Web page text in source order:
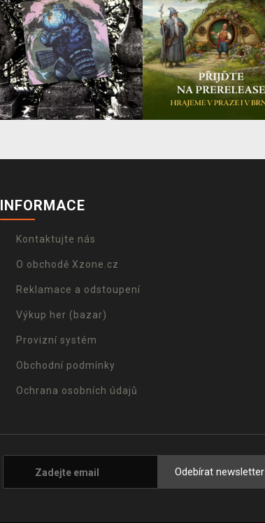
INFORMACE
Kontaktujte nás
O obchodě Xzone.cz
Reklamace a odstoupení
Výkup her (bazar)
Provizní systém
Obchodní podmínky
Ochrana osobních údajů
Odebírat newsletter